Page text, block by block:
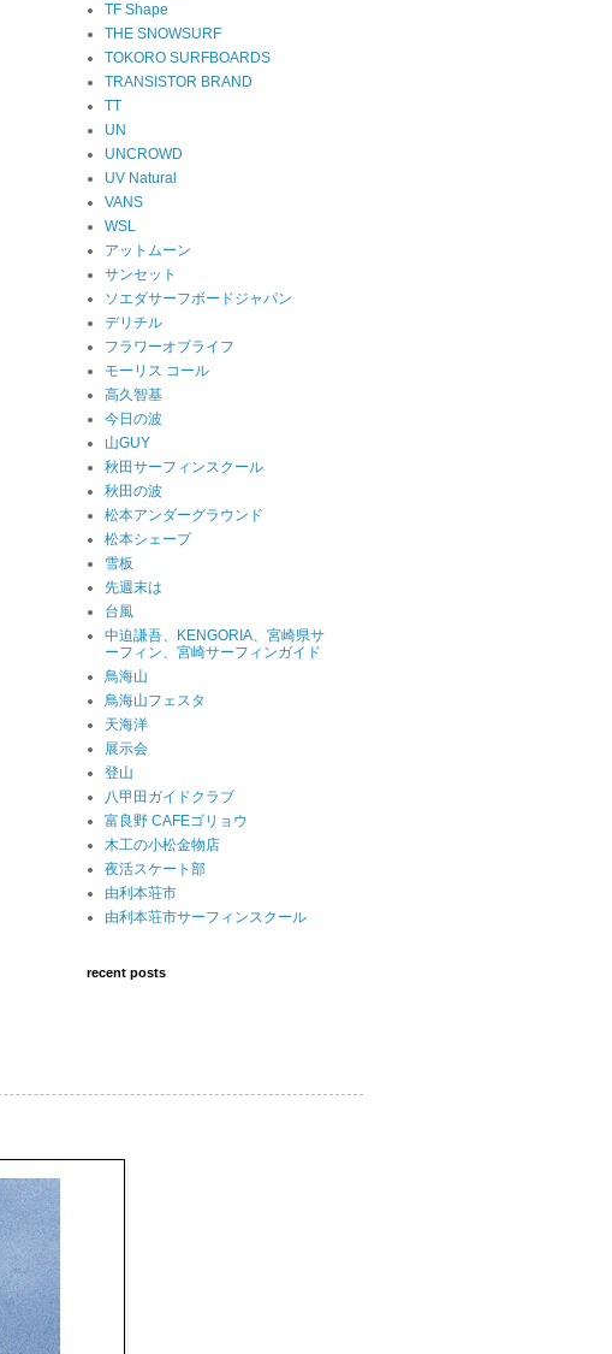
TF Shape
THE SNOWSURF
TOKORO SURFBOARDS
TRANSISTOR BRAND
TT
UN
UNCROWD
UV Natural
VANS
WSL
アットムーン
サンセット
ソエダサーフボードジャパン
デリチル
フラワーオブライフ
モーリス コール
高久智基
今日の波
山GUY
秋田サーフィンスクール
秋田の波
松本アンダーグラウンド
松本シェープ
雪板
先週末は
台風
中迫謙吾、KENGORIA、宮崎県サ
ーフィン、宮崎サーフィンガイド
鳥海山
鳥海山フェスタ
天海洋
展示会
登山
八甲田ガイドクラブ
富良野 CAFEゴリョウ
木工の小松金物店
夜活スケート部
由利本荘市
由利本荘市サーフィンスクール
recent posts